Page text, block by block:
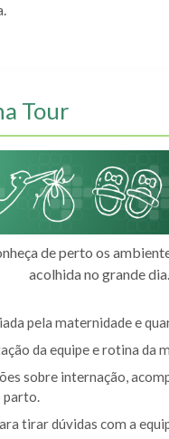
Tour
de perto os
acolhida no grande dia.
pela maternidade e
da equipe e rotina da
sobre internação,
parto.
tirar dúvidas com a